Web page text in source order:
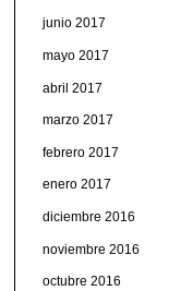
junio 2017
mayo 2017
abril 2017
marzo 2017
febrero 2017
enero 2017
diciembre 2016
noviembre 2016
octubre 2016